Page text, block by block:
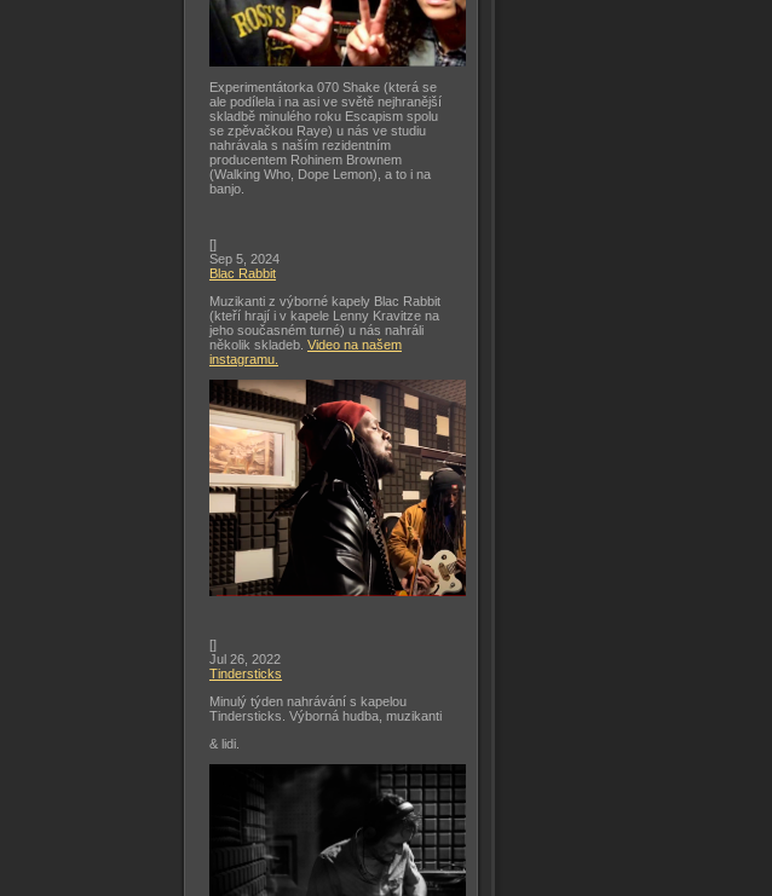
Experimentátorka 070 Shake (která se
ale podílela i na asi ve světě nejhranější
skladbě minulého roku Escapism spolu
se zpěvačkou Raye) u nás ve studiu
nahrávala s naším rezidentním
producentem Rohinem Brownem
(Walking Who, Dope Lemon), a to i na
banjo.
[]
Sep 5, 2024
Blac Rabbit
Muzikanti z výborné kapely Blac Rabbit
(kteří hrají i v kapele Lenny Kravitze na
jeho současném turné) u nás nahráli
několik skladeb. Video na našem
instagramu.
[]
Jul 26, 2022
Tindersticks
Minulý týden nahrávání s kapelou
Tindersticks. Výborná hudba, muzikanti
& lidi.